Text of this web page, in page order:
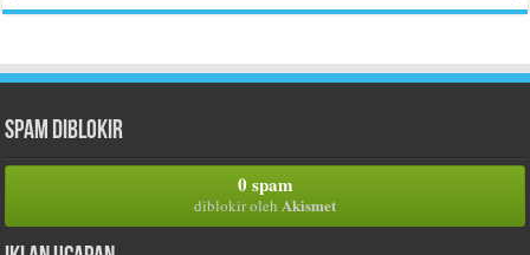
Spam Diblokir
0 spam
diblokir oleh Akismet